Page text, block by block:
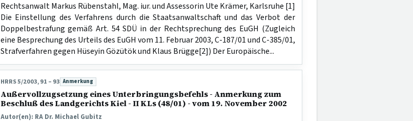
Rechtsanwalt Markus Rübenstahl, Mag. iur. und Assessorin Ute Krämer, Karlsruhe [1]
Die Einstellung des Verfahrens durch die Staatsanwaltschaft und das Verbot der
Doppelbestrafung gemäß Art. 54 SDÜ in der Rechtsprechung des EuGH (Zugleich
eine Besprechung des Urteils des EuGH vom 11. Februar 2003, C-187/01 und C-385/01,
Strafverfahren gegen Hüseyin Gözütök und Klaus Brügge[2]) Der Europäische...
HRRS 5/2003, 91 – 93 Beitragsart:
Anmerkung
Außervollzugsetzung eines Unterbringungsbefehls - Anmerkung zum
Beschluß des Landgerichts Kiel - II KLs (48/01) - vom 19. November 2002
Autor(en): RA Dr. Michael Gubitz